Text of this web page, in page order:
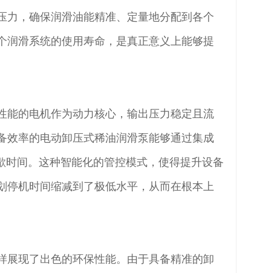
，确保润滑油能精准、定量地分配到各个
滑系统的使用寿命，是真正意义上能够提
能的电机作为动力核心，输出压力稳定且流
率的电动卸压式稀油润滑泵能够通过集成
间。这种智能化的管控模式，使得提升设备
机时间缩减到了极低水平，从而在根本上
现了出色的环保性能。由于具备精准的卸